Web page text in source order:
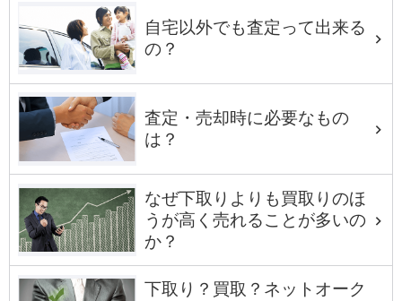
自宅以外でも査定って出来る
の？
査定・売却時に必要なもの
は？
なぜ下取りよりも買取りのほ
うが高く売れることが多いの
か？
下取り？買取？ネットオーク